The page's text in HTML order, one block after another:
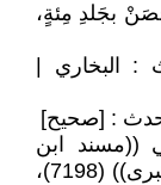
بجَلدِ مِئةٍ،
: البخاري |
((مسند ابن
الجعد)) (2890)، والنسائي في ((السنن الكبرى)) (7198)،